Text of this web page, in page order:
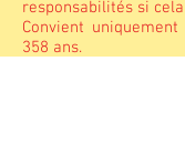
responsabilités si
Convient
358 ans.